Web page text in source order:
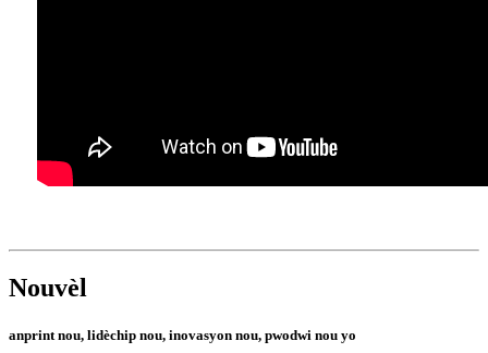
Nouvèl
anprint nou, lidèchip nou, inovasyon nou, pwodwi nou yo